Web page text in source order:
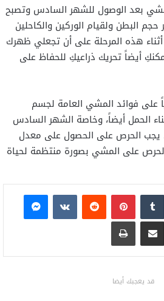
بعد الوصول للشهر السادس وتصبح
البطن ولقيام الوركين والكاحلين
هذه المرحلة على أن تجعلي ظهرك
أيضاً تحريك ذراعيكِ للحفاظ على
على فوائد المشي العامة لجسم
الحمل أيضاً، وخاصة الشهر السادس
يجب الحرص على الحصول على معدل
على المشي بصورة منتظمة لحياة
بينتيريست
ماسنجر
مشاركة عبر البريد طباعة
قد يعجبك أيضا